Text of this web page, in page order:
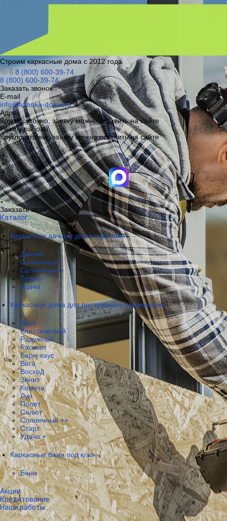
Строим каркасные дома с 2012 года
8 (800) 600-39-74
8 (800) 600-39-74
Заказать звонок
E-mail
info@azbuka-doma.ru
Адрес
Круглосуточно, заявку можно оставить на сайте
Режим работы
Круглосуточно, заявку можно оставить на сайте
Заказать звонок
Каталог
Каркасные дачные дома под ключ
Дачник
Солнечный
Солнечный +
Турист
Удача
Каркасные дома для постоянного проживания
Заря
Классический
Радужный
Рассвет
Барн-хаус
Вега
Восход
Зенит
Комета
Луч
Полет
Салют
Солнечный ++
Старт
Удача +
Каркасные бани под ключ
Бани
Акции
Кредитование
Наши работы